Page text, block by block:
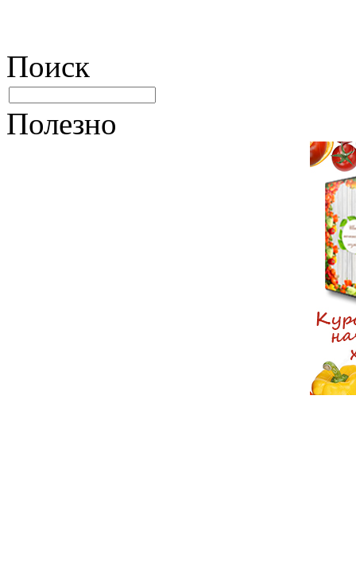
Поиск
Полезно